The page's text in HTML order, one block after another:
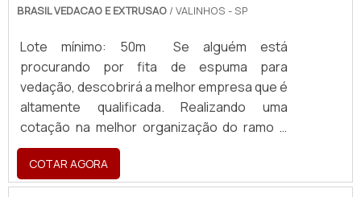
BRASIL VEDACAO E EXTRUSAO / VALINHOS - SP
Lote mínimo: 50m Se alguém está
procurando por fita de espuma para
vedação, descobrirá a melhor empresa que é
altamente qualificada. Realizando uma
cotação na melhor organização do ramo e
descobrindo a maior referência de qualidade
da área de atuação. MAIS SOBRE FITA DE
ESPUMA PARA VEDAÇÃO Quem precisa de
COTAR AGORA